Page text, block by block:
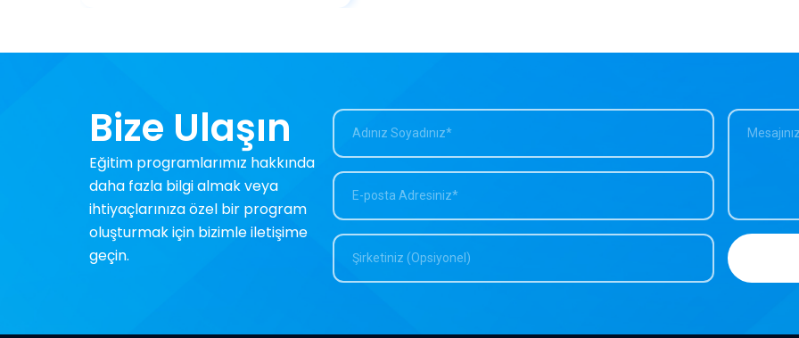
Bize Ulaşın
Eğitim programlarımız hakkında
daha fazla bilgi almak veya
ihtiyaçlarınıza özel bir program
oluşturmak için bizimle iletişime
geçin.